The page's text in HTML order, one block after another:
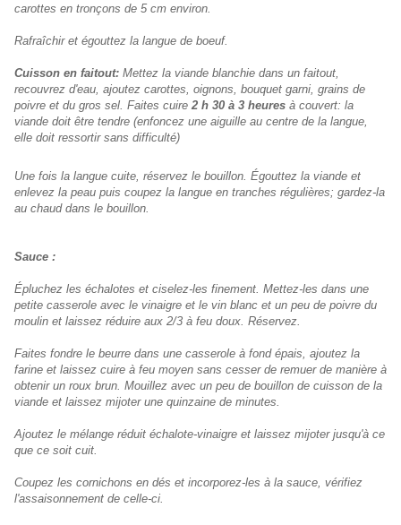
carottes en tronçons de 5 cm environ.
Rafraîchir et égouttez la langue de boeuf.
Cuisson en faitout: Mettez la viande blanchie dans un faitout,
recouvrez d'eau, ajoutez carottes, oignons, bouquet garni, grains de
poivre et du gros sel. Faites cuire 2 h 30 à 3 heures à couvert: la
viande doit être tendre (enfoncez une aiguille au centre de la langue,
elle doit ressortir sans difficulté)
Une fois la langue cuite, réservez le bouillon. Égouttez la viande et
enlevez la peau puis coupez la langue en tranches régulières; gardez-la
au chaud dans le bouillon.
Sauce :
Épluchez les échalotes et ciselez-les finement. Mettez-les dans une
petite casserole avec le vinaigre et le vin blanc et un peu de poivre du
moulin et laissez réduire aux 2/3 à feu doux. Réservez.
Faites fondre le beurre dans une casserole à fond épais, ajoutez la
farine et laissez cuire à feu moyen sans cesser de remuer de manière à
obtenir un roux brun. Mouillez avec un peu de bouillon de cuisson de la
viande et laissez mijoter une quinzaine de minutes.
Ajoutez le mélange réduit échalote-vinaigre et laissez mijoter jusqu'à ce
que ce soit cuit.
Coupez les cornichons en dés et incorporez-les à la sauce, vérifiez
l'assaisonnement de celle-ci.